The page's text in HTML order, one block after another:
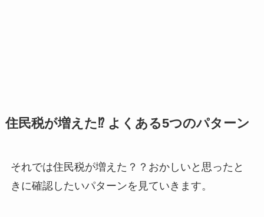
住民税が増えた⁉ よくある5つのパターン
それでは住民税が増えた？？おかしいと思ったと
きに確認したいパターンを見ていきます。